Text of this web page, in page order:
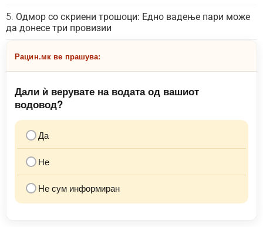
Одмор со скриени трошоци: Едно вадење пари може
да донесе три провизии
Рацин.мк ве прашува:
Дали ѝ верувате на водата од вашиот
водовод?
Да
Не
Не сум информиран